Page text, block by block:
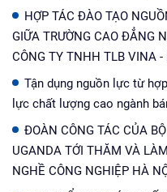
HỢP TÁC ĐÀO TẠO
GIỮA TRƯỜNG CAO ĐẲNG
CÔNG TY TNHH TLB VINA -
Tận dụng nguồn lực từ
lực chất lượng cao ngành
ĐOÀN CÔNG TÁC CỦA
UGANDA TỚI THĂM VÀ
NGHỀ CÔNG NGHIỆP HÀ